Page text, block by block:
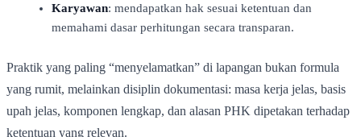
Karyawan: mendapatkan hak sesuai ketentuan dan
memahami dasar perhitungan secara transparan.
Praktik yang paling “menyelamatkan” di lapangan bukan formula
yang rumit, melainkan disiplin dokumentasi: masa kerja jelas, basis
upah jelas, komponen lengkap, dan alasan PHK dipetakan terhadap
ketentuan yang relevan.